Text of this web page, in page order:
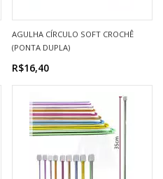
AGULHA CÍRCULO SOFT CROCHÊ
(PONTA DUPLA)
R$16,40